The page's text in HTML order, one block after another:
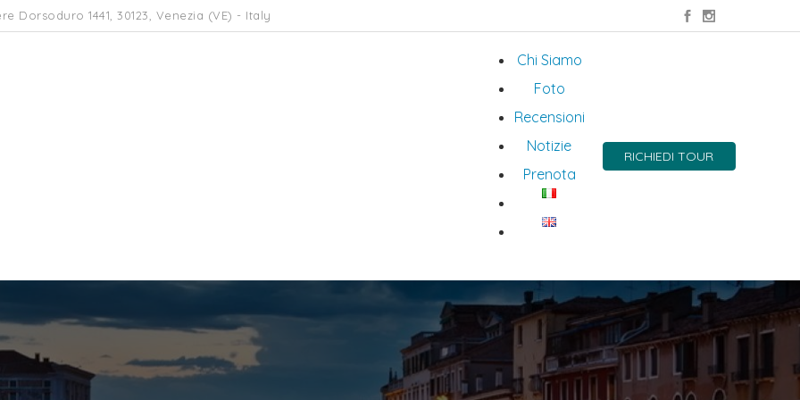
Dorsoduro 1441, 30123, Venezia (VE) - Italy
Chi Siamo
Foto
Recensioni
Notizie
Prenota
RICHIEDI TOUR